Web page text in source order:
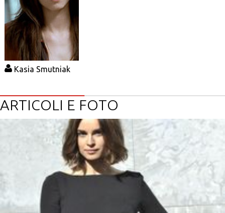
Kasia Smutniak
ARTICOLI E FOTO